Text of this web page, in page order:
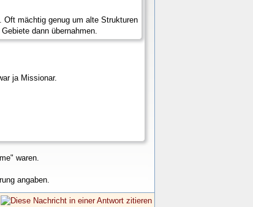
Oft mächtig genug um alte Strukturen
dann übernahmen.
ja Missionar.
waren.
angaben.